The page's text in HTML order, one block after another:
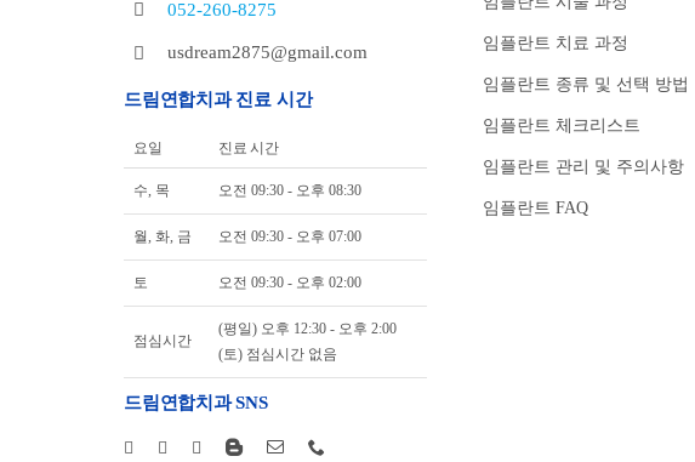
052-260-8275
usdream2875@gmail.com
드림연합치과 진료 시간
요일 진료 시간
수, 목 오전 09:30 - 오후 08:30
월, 화, 금 오전 09:30 - 오후 07:00
토 오전 09:30 - 오후 02:00
점심시간
(평일) 오후 12:30 - 오후 2:00
(토) 점심시간 없음
드림연합치과 SNS
임플란트 치료 과정
임플란트 종류 및 선택 방법
임플란트 체크리스트
임플란트 관리 및 주의사항
임플란트 FAQ